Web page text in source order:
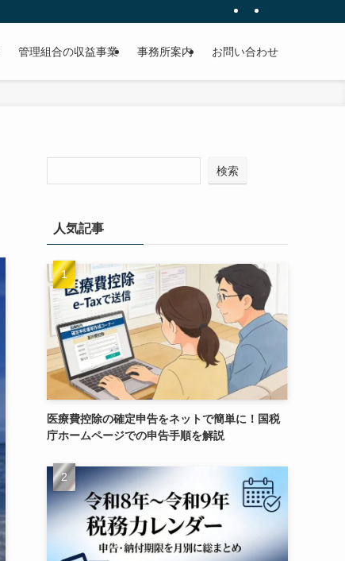
管理組合の収益事業 事務所案内 お問い合わせ
検索
人気記事
医療費控除の確定申告をネットで簡単に！国税
庁ホームページでの申告手順を解説